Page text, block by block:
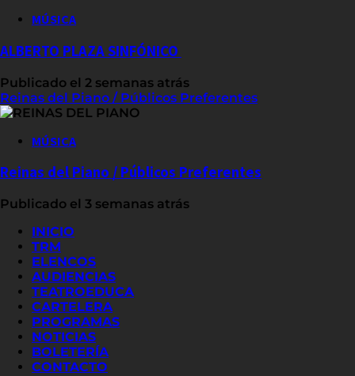
MÚSICA
ALBERTO PLAZA SINFÓNICO
Publicado el 2 semanas atrás
Reinas del Piano / Públicos Preferentes
MÚSICA
Reinas del Piano / Públicos Preferentes
Publicado el 3 semanas atrás
INICIO
TRM
ELENCOS
AUDIENCIAS
TEATROEDUCA
CARTELERA
PROGRAMAS
NOTICIAS
BOLETERÍA
CONTACTO